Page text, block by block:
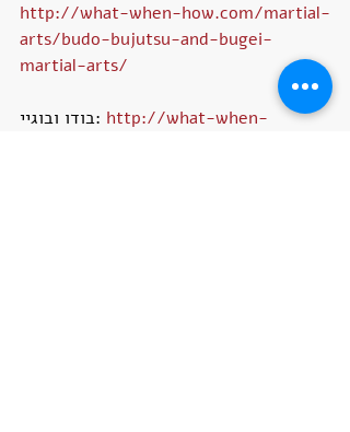
http://what-when-how.com/martial-
arts/budo-bujutsu-and-bugei-
martial-arts/
בודו ובוגיי: http://what-when-